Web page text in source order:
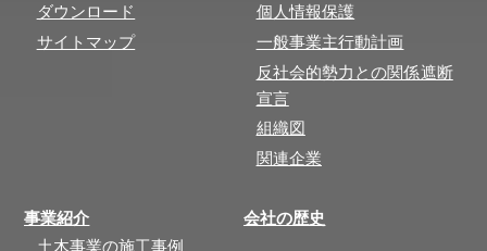
ダウンロード
サイトマップ
個人情報保護
一般事業主行動計画
反社会的勢力との関係遮断
宣言
組織図
関連企業
事業紹介
土木事業の施工事例
会社の歴史